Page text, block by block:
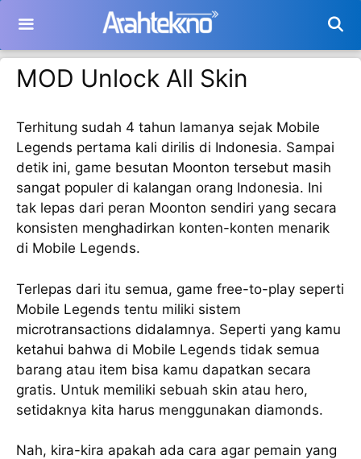
isi
MOD Unlock All Skin
Terhitung sudah 4 tahun lamanya sejak Mobile
Legends pertama kali dirilis di Indonesia. Sampai
detik ini, game besutan Moonton tersebut masih
sangat populer di kalangan orang Indonesia. Ini
tak lepas dari peran Moonton sendiri yang secara
konsisten menghadirkan konten-konten menarik
di Mobile Legends.
Terlepas dari itu semua, game free-to-play seperti
Mobile Legends tentu miliki sistem
microtransactions didalamnya. Seperti yang kamu
ketahui bahwa di Mobile Legends tidak semua
barang atau item bisa kamu dapatkan secara
gratis. Untuk memiliki sebuah skin atau hero,
setidaknya kita harus menggunakan diamonds.
Nah, kira-kira apakah ada cara agar pemain yang